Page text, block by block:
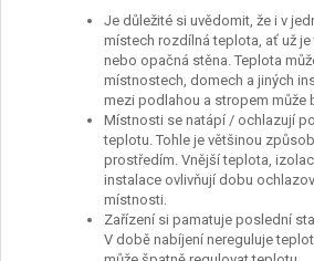
Je důležité si uvědomit, že i v
místech rozdílná teplota, ať už
nebo opačná stěna. Teplota
místnostech, domech a jiných
mezi podlahou a stropem může
Místnosti se natápí / ochlazují
teplotu. Tohle je většinou
prostředím. Vnější teplota,
instalace ovlivňují dobu
místnosti.
Zařízení si pamatuje poslední
V době nabíjení nereguluje